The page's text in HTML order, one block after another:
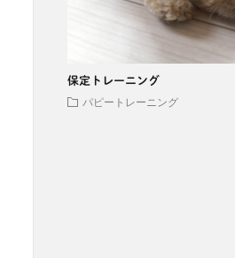
保定トレーニング
パピートレーニング